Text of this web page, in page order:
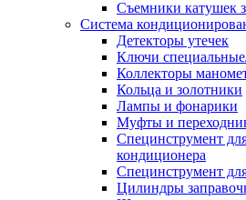
Съемники катушек
Система
Детекторы утечек
Ключи
Коллекторы
Кольца и золотники
Лампы и фонарики
Муфты и
Специнструмент
кондиционера
Специнструмент
Цилиндры